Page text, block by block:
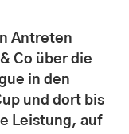
Antreten
Co über die
in den
und dort bis
Leistung, auf